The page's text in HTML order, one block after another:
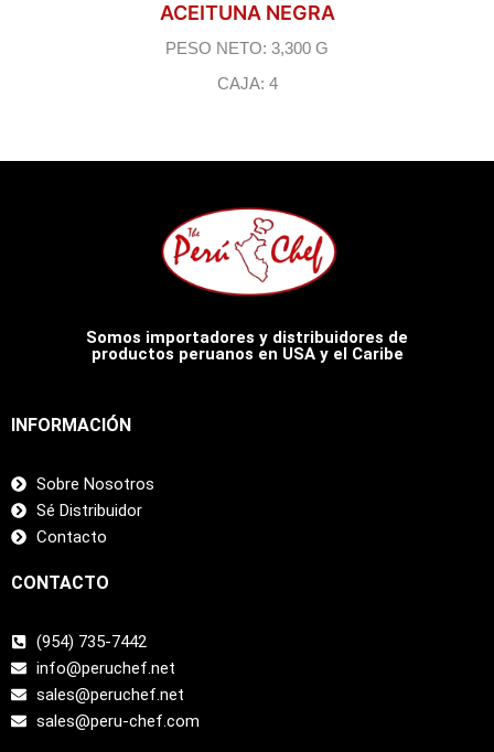
ACEITUNA NEGRA
PESO NETO: 3,300 G
CAJA: 4
Somos importadores y distribuidores de
productos peruanos en USA y el Caribe
INFORMACIÓN
Sobre Nosotros
Sé Distribuidor
Contacto
CONTACTO
(954) 735-7442
info@peruchef.net
sales@peruchef.net
sales@peru-chef.com